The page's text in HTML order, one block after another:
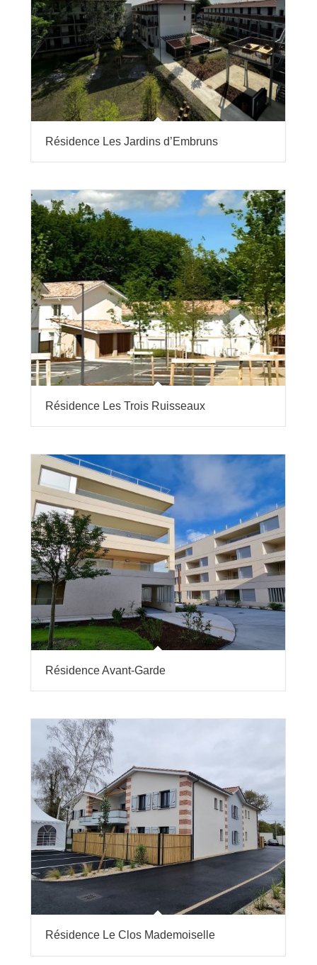
Résidence Les Jardins d’Embruns
Résidence Les Trois Ruisseaux
Résidence Avant-Garde
Résidence Le Clos Mademoiselle